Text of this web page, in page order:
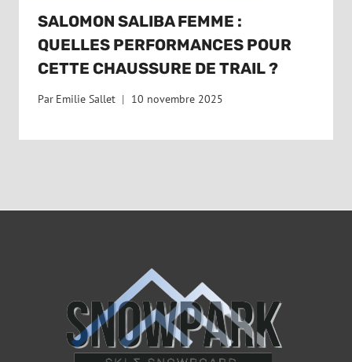
SALOMON SALIBA FEMME :
QUELLES PERFORMANCES POUR
CETTE CHAUSSURE DE TRAIL ?
Par Emilie Sallet 10 novembre 2025